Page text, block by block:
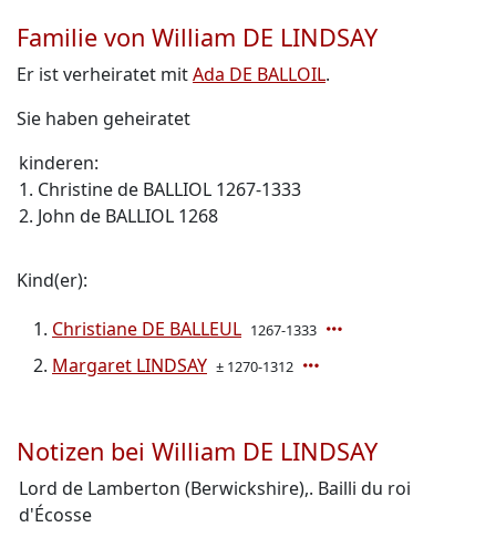
Familie von William DE LINDSAY
Er ist verheiratet mitAda DE BALLOIL.
Sie haben geheiratet
kinderen:
1. Christine de BALLIOL 1267-1333
2. John de BALLIOL 1268
Kind(er):
Christiane DE BALLEUL 1267-1333
Margaret LINDSAY ± 1270-1312
Notizen bei William DE LINDSAY
Lord de Lamberton (Berwickshire),. Bailli du roi
d'Écosse